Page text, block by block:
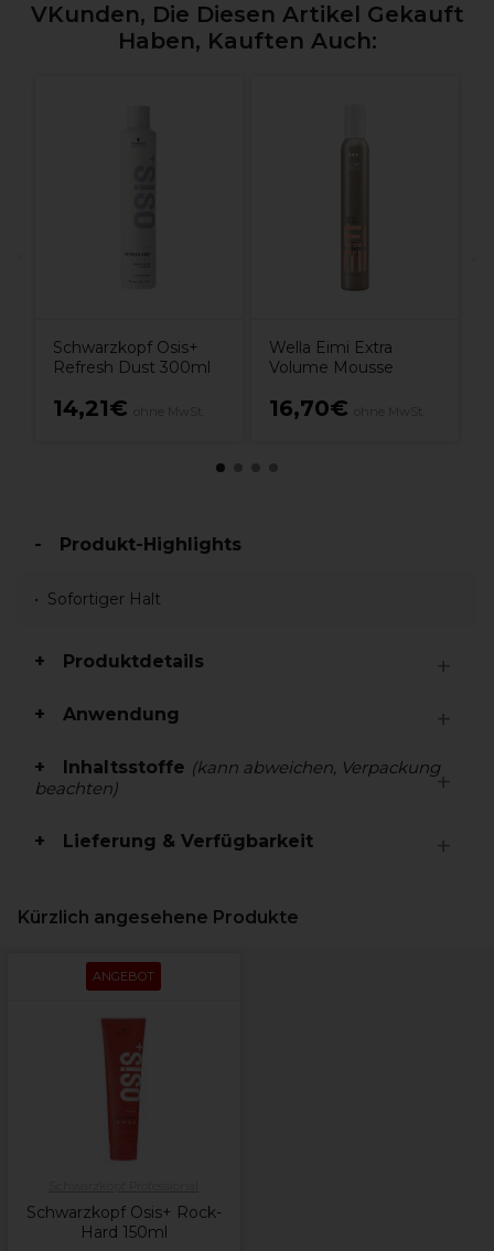
VKunden, Die Diesen Artikel Gekauft
Haben, Kauften Auch:
Schwarzkopf Osis+
Refresh Dust 300ml
14,21€
Wella Eimi Extra
Volume Mousse
16,70€
Produkt-Highlights
Sofortiger Halt
Produktdetails
Anwendung
Inhaltsstoffe (kann abweichen, Verpackung
beachten)
Lieferung & Verfügbarkeit
Kürzlich angesehene Produkte
ANGEBOT
Schwarzkopf Osis+ Rock-
Hard 150ml